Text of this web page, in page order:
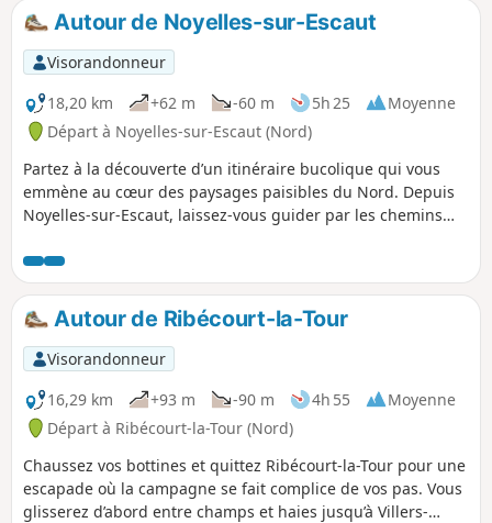
Autour de Noyelles-sur-Escaut
Visorandonneur
18,20 km
+62 m -60 m 5h 25
Moyenne
Départ à Noyelles-sur-Escaut (Nord)
Partez à la découverte d’un itinéraire bucolique qui vous
emmène au cœur des paysages paisibles du Nord. Depuis
Noyelles-sur-Escaut, laissez-vous guider par les chemins
deux villages empreints de charme et d’histoire. Ce
parcours, à la fois doux et ressourçant, est une véritable
parenthèse de tranquillité, idéale pour les amateurs de
balades à pied ou à vélo en quête de nature et
d’authenticité. Entre rivières, petits bois et champs ouverts,
chaque détour vous réserve une nouvelle perspective sur le
patrimoine rural de la région. Prêt(e) à respirer l’air frais et
à savourer le calme des sentiers oubliés ? Ce trajet est une
invitation à ralentir, à observer, et à se reconnecter à
l’essentiel.
Autour de Ribécourt-la-Tour
Visorandonneur
16,29 km
+93 m -90 m 4h 55
Moyenne
Départ à Ribécourt-la-Tour (Nord)
Chaussez vos bottines et quittez Ribécourt-la-Tour pour une
escapade où la campagne se fait complice de vos pas. Vous
glisserez d’abord entre champs et haies jusqu’à Villers-